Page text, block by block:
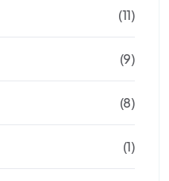
(11)
(9)
(8)
(1)